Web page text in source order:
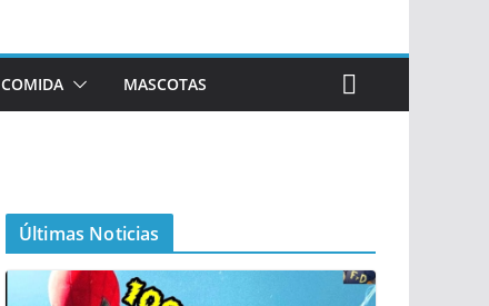
COMIDA MASCOTAS
Últimas Noticias